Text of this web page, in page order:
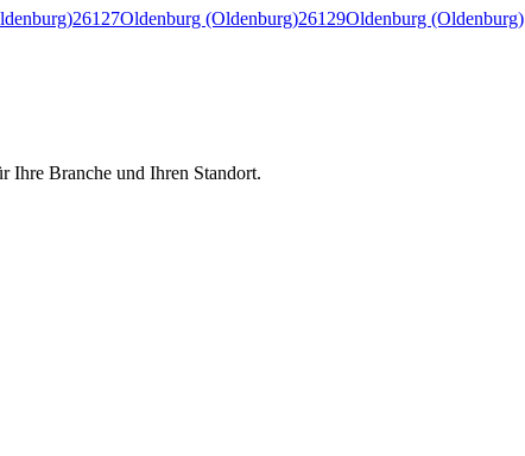
26127Oldenburg (Oldenburg)26129Oldenburg (Oldenburg)
Ihre Branche und Ihren Standort.